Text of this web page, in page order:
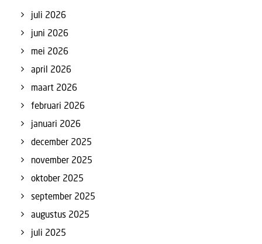
juli 2026
juni 2026
mei 2026
april 2026
maart 2026
februari 2026
januari 2026
december 2025
november 2025
oktober 2025
september 2025
augustus 2025
juli 2025